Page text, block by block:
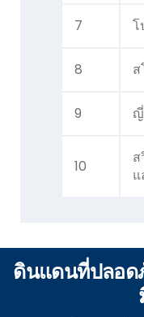
7 โ
8 ส
9
10
ส
ดินแดนที่ปลอด